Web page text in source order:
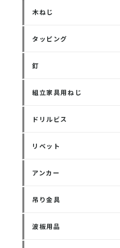
木ねじ
タッピング
釘
組立家具用ねじ
ドリルビス
リベット
アンカー
吊り金具
波板用品